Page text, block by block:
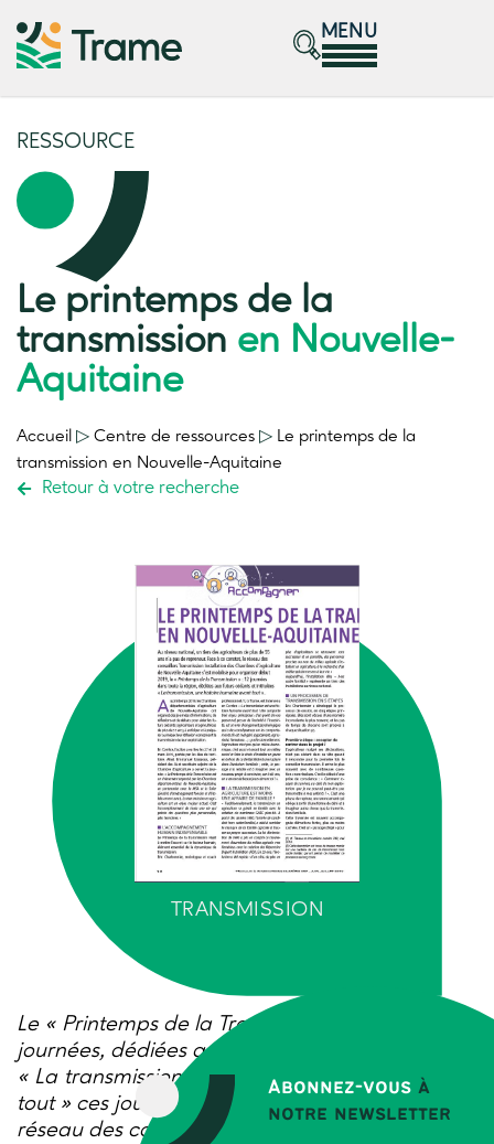
MENU
Abonnez-vous à
notre newsletter
RESSOURCE
Le printemps de la
transmission en Nouvelle-
Aquitaine
Accueil ▷ Centre de ressources ▷ Le printemps de la
transmission en Nouvelle-Aquitaine
Retour à votre recherche
TRANSMISSION
Le « Printemps de la Transmission » : 12
journées, dédiées aux futurs cédants. Intitulées
« La transmission, une histoire humaine avant
tout » ces journées ont été portées par le
réseau des conseillers Transmission Installation